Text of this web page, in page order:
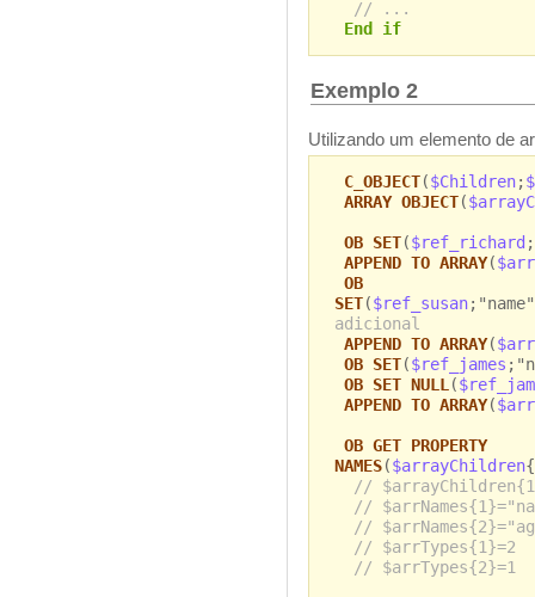
// ...
End if
Exemplo 2
Utilizando um elemento de
C_OBJECT($Children;
ARRAY OBJECT(
OB SET($ref_richard
APPEND TO ARRAY(
OB
SET($ref_susan
adicional
APPEND TO ARRAY(
OB SET($ref_james
OB SET NULL(
APPEND TO ARRAY(
OB GET PROPERTY
NAMES($arrayChildren
//
//
//
// $arrTypes{1}=2
// $arrTypes{2}=1